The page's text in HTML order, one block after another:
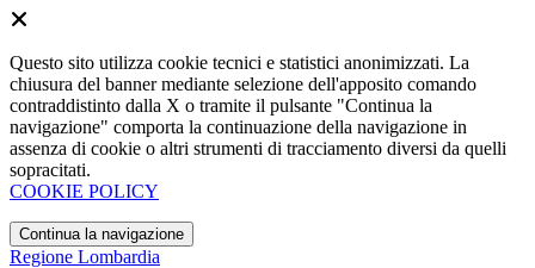
Questo sito utilizza cookie tecnici e statistici anonimizzati. La
chiusura del banner mediante selezione dell'apposito comando
contraddistinto dalla X o tramite il pulsante "Continua la
navigazione" comporta la continuazione della navigazione in
assenza di cookie o altri strumenti di tracciamento diversi da quelli
sopracitati.
COOKIE POLICY
Continua la navigazione
Regione Lombardia